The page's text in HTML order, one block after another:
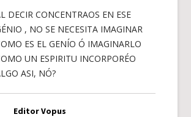
DECIR CONCENTRAOS EN ESE
, NO SE NECESITA IMAGINAR
ES EL GENÍO Ó IMAGINARLO
UN ESPIRITU INCORPORÉO
ASI, NÓ?
Editor Vopus